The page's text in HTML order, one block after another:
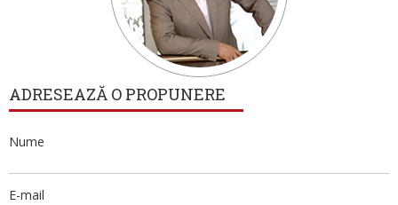
ADRESEAZĂ O PROPUNERE
Nume
E-mail